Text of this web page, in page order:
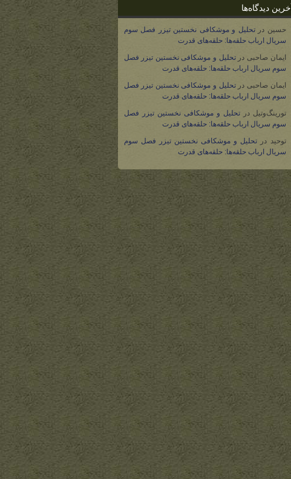
آخرین دیدگاه‌ها
حسین درتحلیل و موشکافی نخستین تیزر فصل سوم
سریال ارباب حلقه‌ها: حلقه‌های قدرت
ایمان صاحبی درتحلیل و موشکافی نخستین تیزر فصل
سوم سریال ارباب حلقه‌ها: حلقه‌های قدرت
ایمان صاحبی درتحلیل و موشکافی نخستین تیزر فصل
سوم سریال ارباب حلقه‌ها: حلقه‌های قدرت
تورینگ‌وتیل درتحلیل و موشکافی نخستین تیزر فصل
سوم سریال ارباب حلقه‌ها: حلقه‌های قدرت
توحید در تحلیل و موشکافی نخستین تیزر فصل سوم
سریال ارباب حلقه‌ها: حلقه‌های قدرت